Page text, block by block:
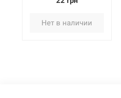
Нет в наличии